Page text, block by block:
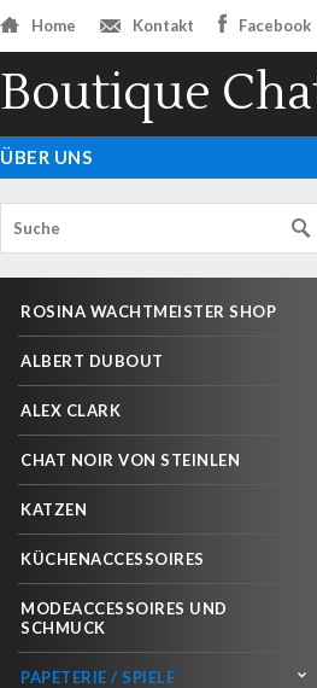
Home Kontakt Facebook
Boutique
ÜBER UNS
ROSINA WACHTMEISTER SHOP
ALBERT DUBOUT
ALEX CLARK
CHAT NOIR VON STEINLEN
KATZEN
KÜCHENACCESSOIRES
MODEACCESSOIRES UND
SCHMUCK
PAPETERIE / SPIELE